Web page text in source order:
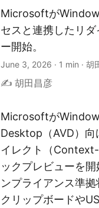
Microsoftが
セスと連携したリ
ー開始。
June 3, 2026 · 1 min · 胡
✍️ 胡田昌彦
Microsoftが
Desktop（AVD）向
イレクト（
ックプレビューを
ンプライアンス準拠
クリップボードや